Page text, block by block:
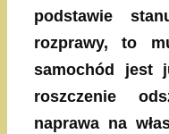
podstawie
rozprawy, to
samochód jest
roszczenie
naprawa na